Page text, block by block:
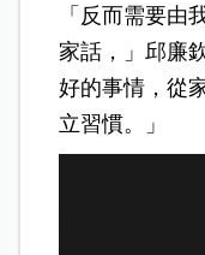
「反而需要由
家話，」邱廉
好的事情，從
立習慣。」